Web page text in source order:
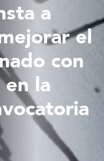
a
el
con
en la